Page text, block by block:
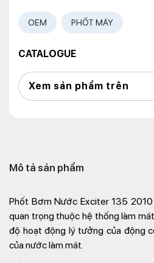
OEM PHỐT MÁY
CATALOGUE
Xem sản phẩm trên
Mô tả sản phẩm
Phốt Bơm Nước Exciter 135 2010
quan trọng thuộc hệ thống làm
độ hoạt động lý tưởng của động
của nước làm mát.